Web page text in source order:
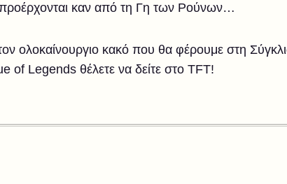
καν από τη Γη των Ρούνων…
ολοκαίνουργιο κακό που θα φέρουμε στη
of Legends θέλετε να δείτε στο TFT!